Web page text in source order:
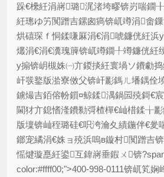
跺€欙紝涓嶈璐浘渚垮疁锛岃喘鐗
紝璁ゆ竻闃蹭吉鏍囪瘑锛屼竴涓畬
烘礂琛ｆ恫鍒嗛厤涓€涓唬鐮侊紝
爜涓€涓€瀵瑰簲锛屼竴鐗╀竴鐮侊紝
у搧锛岄槻姝㈠亣鍐掞紝寰堝ソ鐨勮
屽彂鐜版湁寮傚父锛屽彲鎷ㄦ墦鍝佺
鐪熶吉銆傛帉鎻¤鲸鍒湡鍋囩殑鎶€
閫犲亣鎴愭湰鐨勬彁楂樿€屾棤鍒╁
版壈锛屾秷璐硅€呮洿瀹夊績鍦伴€夎
鎯宠繘涓€姝ョ殑浜嗚в鏇村闃蹭吉
愮煡璇嗭紝鍙互鍏嶈垂鍜ㄨ锛
color:#ffff00;">400-998-0111锛屼笂娴